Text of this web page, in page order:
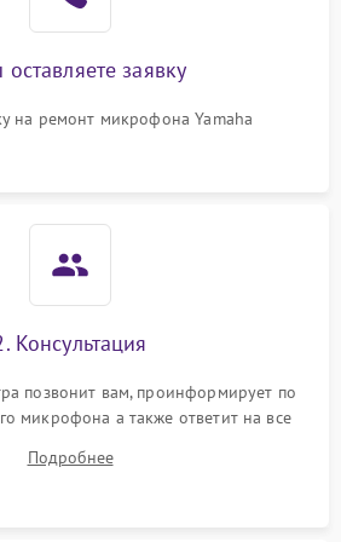
заявку
на ремонт микрофона Yamaha
Консультация
позвонит вам, проинформирует по
микрофона а также ответит на все
Подробнее